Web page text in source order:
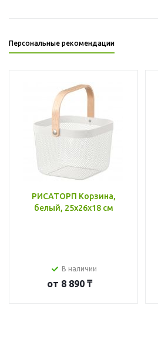
Персональные рекомендации
РИСАТОРП Корзина,
белый, 25x26x18 см
В наличии
от 8 890 ₸